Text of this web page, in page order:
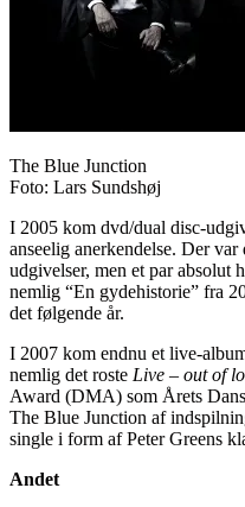
The Blue Junction
Foto: Lars Sundshøj
I 2005 kom dvd/dual disc-
anseelig anerkendelse. Der
udgivelser, men et par absolut
nemlig “En gydehistorie” fra
det følgende år.
I 2007 kom endnu et live-
nemlig det roste Live – out of
Award (DMA) som Årets
The Blue Junction af
single i form af Peter Greens
Andet